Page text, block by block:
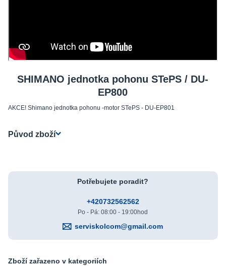
SHIMANO jednotka pohonu STePS / DU-
EP800
AKCE! Shimano jednotka pohonu -motor STePS - DU-EP801
Původ zboží
Potřebujete poradit?
+420732562562
Po - Pá: 08:00 - 19:00hod
serviskolcom@gmail.com
Zboží zařazeno v kategoriích